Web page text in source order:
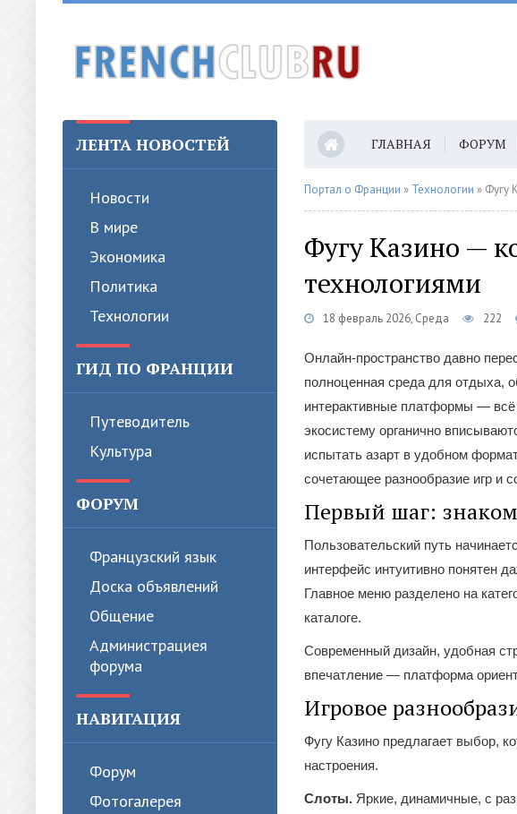
ЛЕНТА НОВОСТЕЙ
Новости
В мире
Экономика
Политика
Технологии
ГИД ПО ФРАНЦИИ
Путеводитель
Культура
ФОРУМ
Французский язык
Доска объявлений
Общение
Администрациея
форума
НАВИГАЦИЯ
Форум
Фотогалерея
ГЛАВНАЯ ФОРУМ
КОНТАКТЫ
Портал о Франции » Технологии » Фугу
Фугу Казино —
технологиями
18 февраль 2026, Среда 222
Онлайн-пространство давно
полноценная среда для отдыха,
интерактивные платформы —
экосистему органично
испытать азарт в удобном
сочетающее разнообразие игр и
Первый шаг:
Пользовательский путь
интерфейс интуитивно понятен
Главное меню разделено на
каталоге.
Современный дизайн, удобная
впечатление — платформа
Игровое
Фугу Казино предлагает выбор,
настроения.
Слоты. Яркие, динамичные, с